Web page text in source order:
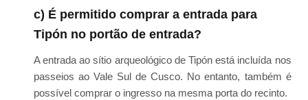
c) É permitido comprar a entrada para
Tipón no portão de entrada?
A entrada ao sítio arqueológico de Tipón está incluída nos
passeios ao Vale Sul de Cusco. No entanto, também é
possível comprar o ingresso na mesma porta do recinto.